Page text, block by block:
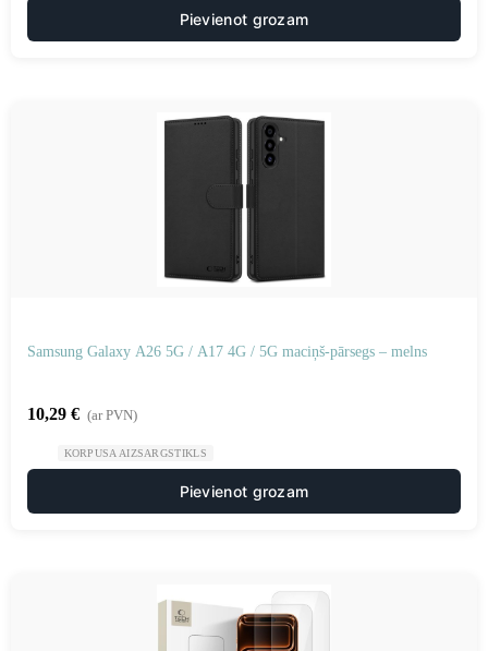
Pievienot grozam
Samsung Galaxy A26 5G / A17 4G / 5G maciņš-pārsegs – melns
10,29 € (ar PVN)
KORPUSA AIZSARGSTIKLS
Pievienot grozam